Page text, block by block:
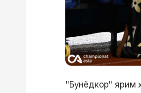
"Бунёдкор" ярим